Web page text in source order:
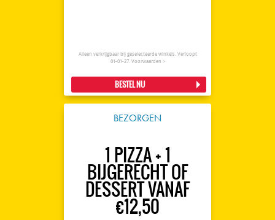
Alleen verkrijgbaar bij geselecteerde winkels. Verloopt
01-01-27. Voorwaarden >
BESTEL NU
BEZORGEN
1 PIZZA + 1
BIJGERECHT OF
DESSERT VANAF
€12,50